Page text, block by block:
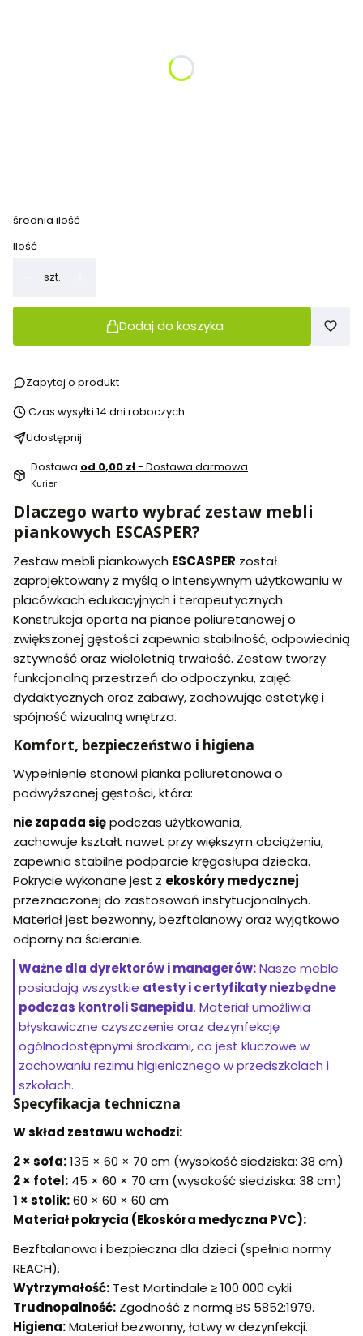
średnia ilość
Ilość
szt.
Dodaj do koszyka
Zapytaj o produkt
Czas wysyłki:14 dni roboczych
Udostępnij
Dostawa od 0,00 zł- Dostawa darmowa
Kurier
Dlaczego warto wybrać zestaw mebli
piankowych ESCASPER?
Zestaw mebli piankowych ESCASPER został
zaprojektowany z myślą o intensywnym użytkowaniu w
placówkach edukacyjnych i terapeutycznych.
Konstrukcja oparta na piance poliuretanowej o
zwiększonej gęstości zapewnia stabilność, odpowiednią
sztywność oraz wieloletnią trwałość. Zestaw tworzy
funkcjonalną przestrzeń do odpoczynku, zajęć
dydaktycznych oraz zabawy, zachowując estetykę i
spójność wizualną wnętrza.
Komfort, bezpieczeństwo i higiena
Wypełnienie stanowi pianka poliuretanowa o
podwyższonej gęstości, która:
nie zapada siępodczas użytkowania,
zachowuje kształt nawet przy większym obciążeniu,
zapewnia stabilne podparcie kręgosłupa dziecka.
Pokrycie wykonane jest z ekoskóry medycznej
przeznaczonej do zastosowań instytucjonalnych.
Materiał jest bezwonny, bezftalanowy oraz wyjątkowo
odporny na ścieranie.
Ważne dla dyrektorów i managerów:Nasze meble
posiadają wszystkie atesty i certyfikaty niezbędne
podczas kontroli Sanepidu. Materiał umożliwia
błyskawiczne czyszczenie oraz dezynfekcję
ogólnodostępnymi środkami, co jest kluczowe w
zachowaniu reżimu higienicznego w przedszkolach i
szkołach.
Specyfikacja techniczna
W skład zestawu wchodzi:
2 × sofa:135 × 60 × 70 cm (wysokość siedziska: 38 cm)
2 × fotel: 45 × 60 × 70 cm (wysokość siedziska: 38 cm)
1 × stolik:60 × 60 × 60 cm
Materiał pokrycia (Ekoskóra medyczna PVC):
Bezftalanowa i bezpieczna dla dzieci (spełnia normy
REACH).
Wytrzymałość: Test Martindale ≥ 100 000 cykli.
Trudnopalność: Zgodność z normą BS 5852:1979.
Higiena:Materiał bezwonny, łatwy w dezynfekcji.